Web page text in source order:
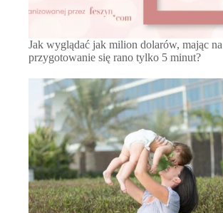
Jak wyglądać jak milion dolarów, mając na
przygotowanie się rano tylko 5 minut?